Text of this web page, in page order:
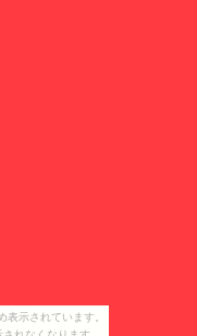
示されています。